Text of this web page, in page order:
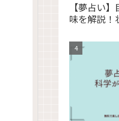
【夢占い
味を解説！